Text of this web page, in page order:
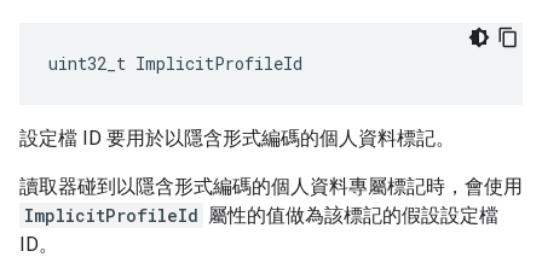
uint32_t ImplicitProfileId
設定檔 ID 要用於以隱含形式編碼的個人資料標記。
讀取器碰到以隱含形式編碼的個人資料專屬標記時，會使用
ImplicitProfileId 屬性的值做為該標記的假設設定檔
ID。